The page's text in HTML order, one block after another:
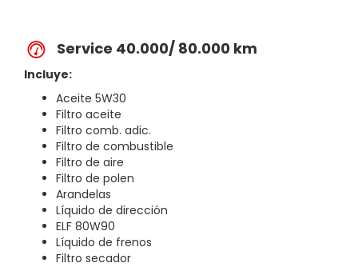
Service 40.000/ 80.000 km
Incluye:
Aceite 5W30
Filtro aceite
Filtro comb. adic.
Filtro de combustible
Filtro de aire
Filtro de polen
Arandelas
Líquido de dirección
ELF 80W90
Líquido de frenos
Filtro secador